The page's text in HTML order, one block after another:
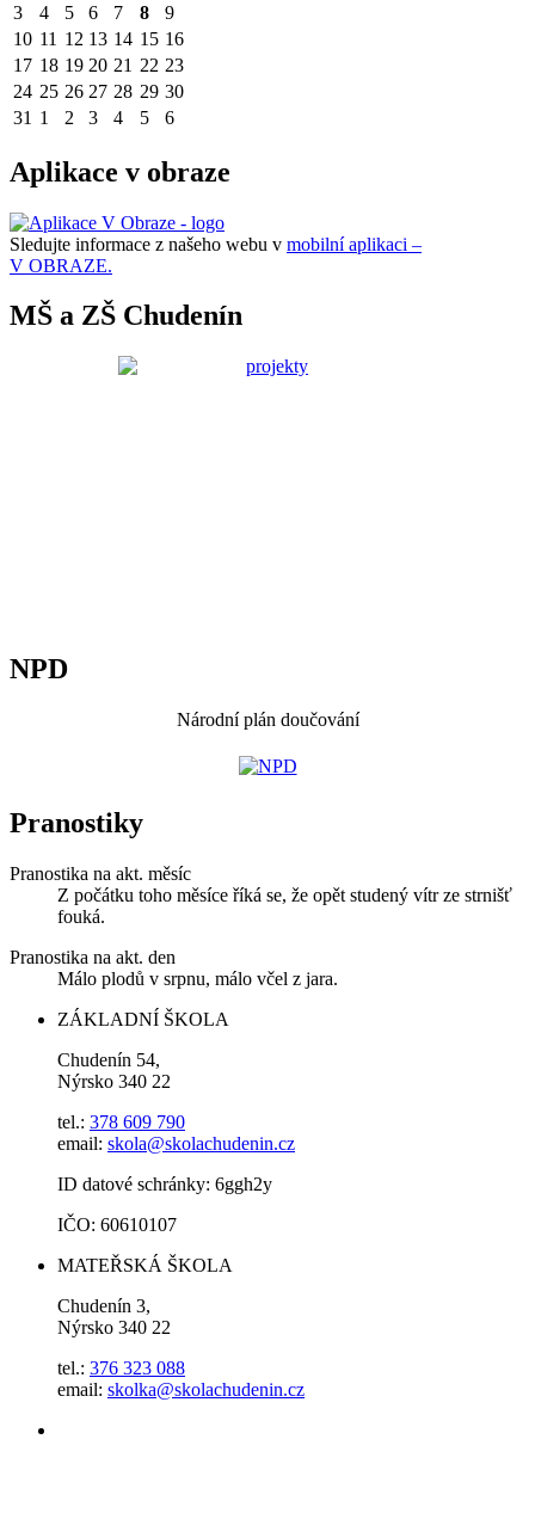
3 4 5 6 7 8
9
10 11 12 13 14 15 16
17 18 19 20 21 22 23
24 25 26 27 28 29 30
31 1 2 3 4 5 6
Aplikace v obraze
Sledujte informace z našeho webu v mobilní aplikaci –
V OBRAZE.
MŠ a ZŠ Chudenín
NPD
Národní plán doučování
Pranostiky
Pranostika na akt. měsíc
Z počátku toho měsíce říká se, že opět studený vítr ze strnišť
fouká.
Pranostika na akt. den
Málo plodů v srpnu, málo včel z jara.
ZÁKLADNÍ ŠKOLA
Chudenín 54,
Nýrsko 340 22
tel.: 378 609 790
email: skola@skolachudenin.cz
ID datové schránky: 6ggh2y
IČO: 60610107
MATEŘSKÁ ŠKOLA
Chudenín 3,
Nýrsko 340 22
tel.: 376 323 088
email: skolka@skolachudenin.cz